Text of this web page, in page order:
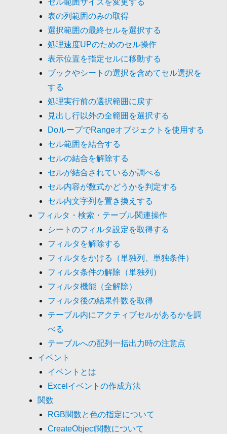
セル範囲サイズを変更する
表の列範囲のみの取得
選択範囲の最終セルを選択する
処理速度UPのためのセル操作
表示位置を指定セルに移動する
ブックやシートの選択を含めてセル選択を
する
処理実行前の選択範囲に戻す
見出し行以外の全範囲を選択する
DoループでRangeオブジェクトを使用する
セル範囲を結合する
セルの結合を解除する
セルが結合されているか調べる
セル内容が数式かどうかを判定する
セル内文字列を置き換えする
フィルタ・検索・テーブル関連操作
シートのフィルタ設定を取得する
フィルタを解除する
フィルタをかける（単独列、単独条件）
フィルタ条件の解除（単独列）
フィルタ機能（全解除）
フィルタ後の結果件数を取得
テーブル内にアクティブセルがあるかを調
べる
テーブルへの配列一括出力時の注意点
イベント
イベントとは
Excelイベントの作成方法
関数
RGB関数と色の指定について
CreateObject関数について